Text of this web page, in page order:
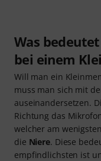
Was
bei einem
Will man ein
muss man sich mit
auseinandersetzen.
Richtung das
welcher am
die Niere. Diese
empfindlichsten ist